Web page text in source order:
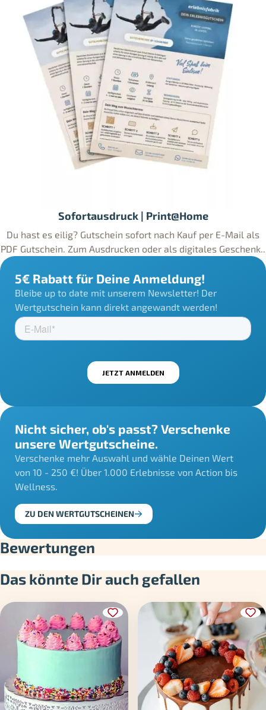
Sofortausdruck | Print@Home
Du hast es eilig? Gutschein sofort nach Kauf per E-Mail als
PDF Gutschein. Zum Ausdrucken oder als digitales Geschenk..
5€ Rabatt für Deine Anmeldung!
Bleibe up to date mit unserem Newsletter! Der
Wertgutschein kann direkt angewandt werden!
Nicht sicher, ob's passt? Verschenke
unsere Wertgutscheine.
Verschenke mehr Auswahl und wähle Deinen Wert
von 10 - 250 €! Über 1.000 Erlebnisse von Action bis
Wellness.
ZU DEN WERTGUTSCHEINEN
Bewertungen
Das könnte Dir auch gefallen